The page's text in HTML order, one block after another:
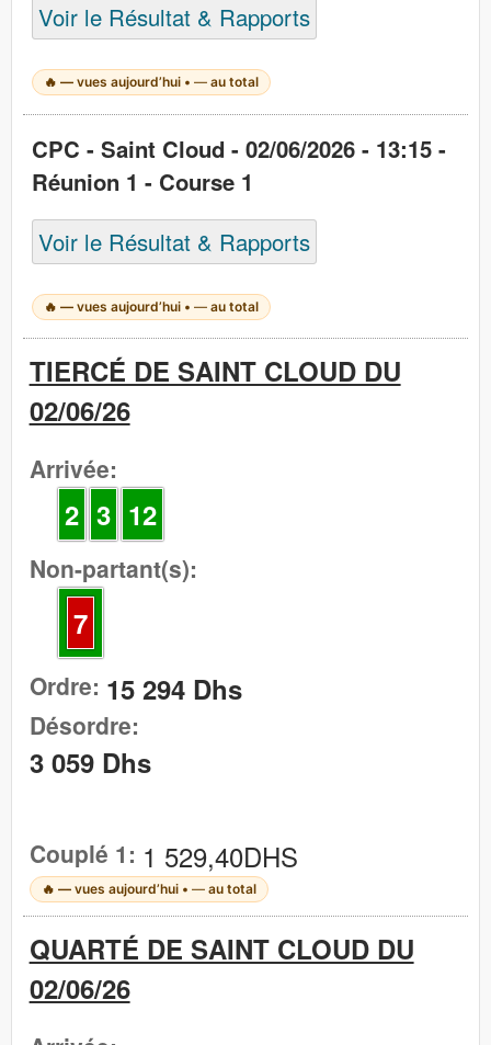
Voir le Résultat & Rapports
🔥— vues aujourd’hui •— au total
CPC - Saint Cloud - 02/06/2026 - 13:15 -
Réunion 1 - Course 1
Voir le Résultat & Rapports
🔥— vues aujourd’hui •— au total
TIERCÉ DE SAINT CLOUD DU
02/06/26
Arrivée:
2 3 12
Non-partant(s):
7
Ordre: 15 294 Dhs
Désordre:
3 059 Dhs
Couplé 1: 1 529,40DHS
🔥 —vues aujourd’hui • —au total
QUARTÉ DE SAINT CLOUD DU
02/06/26